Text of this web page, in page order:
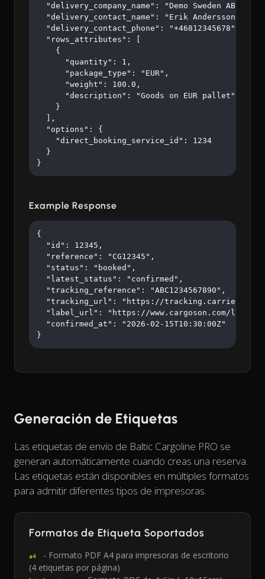
  "delivery_company_name": "Demo Sweden AB",
  "delivery_contact_name": "Erik Andersson",
  "delivery_contact_phone": "+46812345678",
  "rows_attributes": [
    {
      "quantity": 1,
      "package_type": "EUR",
      "weight": 100.0,
      "description": "Goods on EUR pallet"
    }
  ],
  "options": {
    "direct_booking_service_id": 1234
  }
}
Example Response
{
  "id": 12345,
  "reference": "CG12345",
  "status": "booked",
  "latest_status": "confirmed",
  "tracking_reference": "ABC1234567890",
"tracking_url": "https://
"label_url": "https://www.cargoson.com/
  "confirmed_at": "2026-02-15T10:30:00Z"
}
Generación de Etiquetas
Las etiquetas de envío de Baltic Cargoline PRO se
generan automáticamente cuando creas una reserva.
Las etiquetas están disponibles en múltiples formatos
para admitir diferentes tipos de impresoras.
Formatos de Etiqueta Soportados
a4
- Formato PDF A4 para impresoras de escritorio
(4 etiquetas por página)